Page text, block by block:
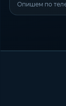
Опишем по